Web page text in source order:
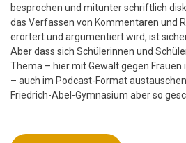
besprochen und mitunter schriftlich
das Verfassen von Kommentaren und
erörtert und argumentiert wird, ist
Aber dass sich Schülerinnen und
Thema – hier mit Gewalt gegen Frauen
– auch im Podcast-Format
Friedrich-Abel-Gymnasium aber so